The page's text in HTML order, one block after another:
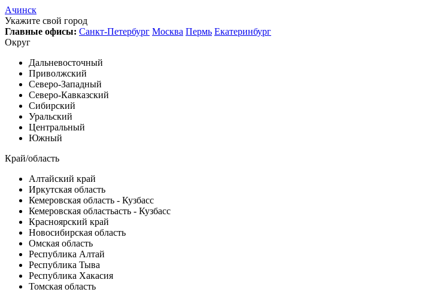
Ачинск
Укажите свой город
Главные офисы: Санкт-Петербург Москва Пермь Екатеринбург
Округ
Дальневосточный
Приволжский
Северо-Западный
Северо-Кавказский
Сибирский
Уральский
Центральный
Южный
Край/область
Алтайский край
Иркутская область
Кемеровская область - Кузбасс
Кемеровская областьасть - Кузбасс
Красноярский край
Новосибирская область
Омская область
Республика Алтай
Республика Тыва
Республика Хакасия
Томская область